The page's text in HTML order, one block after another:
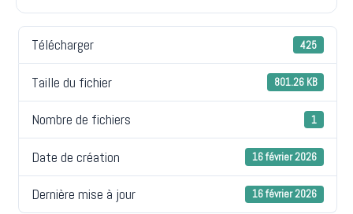
Télécharger 425
Taille du fichier 801.26 KB
Nombre de fichiers 1
Date de création 16 février 2026
Dernière mise à jour 16 février 2026